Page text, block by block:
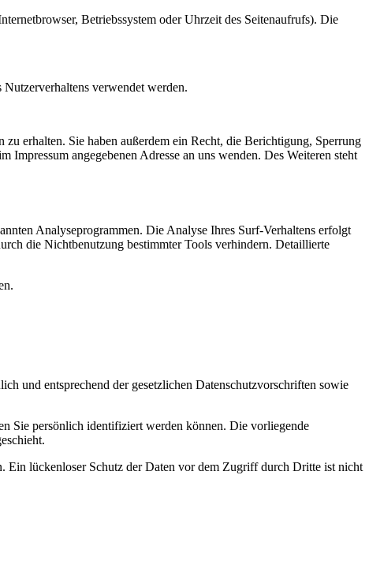
Betriebssystem oder Uhrzeit des Seitenaufrufs). Die
verwendet werden.
erhalten. Sie haben außerdem ein Recht, die Berichtigung, Sperrung
angegebenen Adresse an uns wenden. Des Weiteren steht
Analyseprogrammen. Die Analyse Ihres Surf-Verhaltens erfolgt
die Nichtbenutzung bestimmter Tools verhindern. Detaillierte
und entsprechend der gesetzlichen Datenschutzvorschriften sowie
Sie persönlich identifiziert werden können. Die vorliegende
Ein lückenloser Schutz der Daten vor dem Zugriff durch Dritte ist nicht